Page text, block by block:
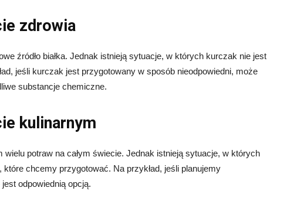
zdrowia
źródło białka. Jednak istnieją sytuacje, w których kurczak nie jest
jeśli kurczak jest przygotowany w sposób nieodpowiedni, może
substancje chemiczne.
kulinarnym
wielu potraw na całym świecie. Jednak istnieją sytuacje, w których
chcemy przygotować. Na przykład, jeśli planujemy
odpowiednią opcją.